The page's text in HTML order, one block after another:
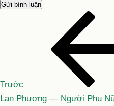
viết
Trước
Lan Phương — Người Phụ